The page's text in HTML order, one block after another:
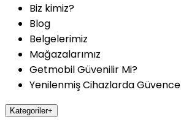
Biz kimiz?
Blog
Belgelerimiz
Mağazalarımız
Getmobil Güvenilir Mi?
Yenilenmiş Cihazlarda Güvence
Kategoriler+